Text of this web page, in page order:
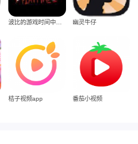
波比的游戏时间中文版 幽灵牛仔
桔子视频app 番茄小视频